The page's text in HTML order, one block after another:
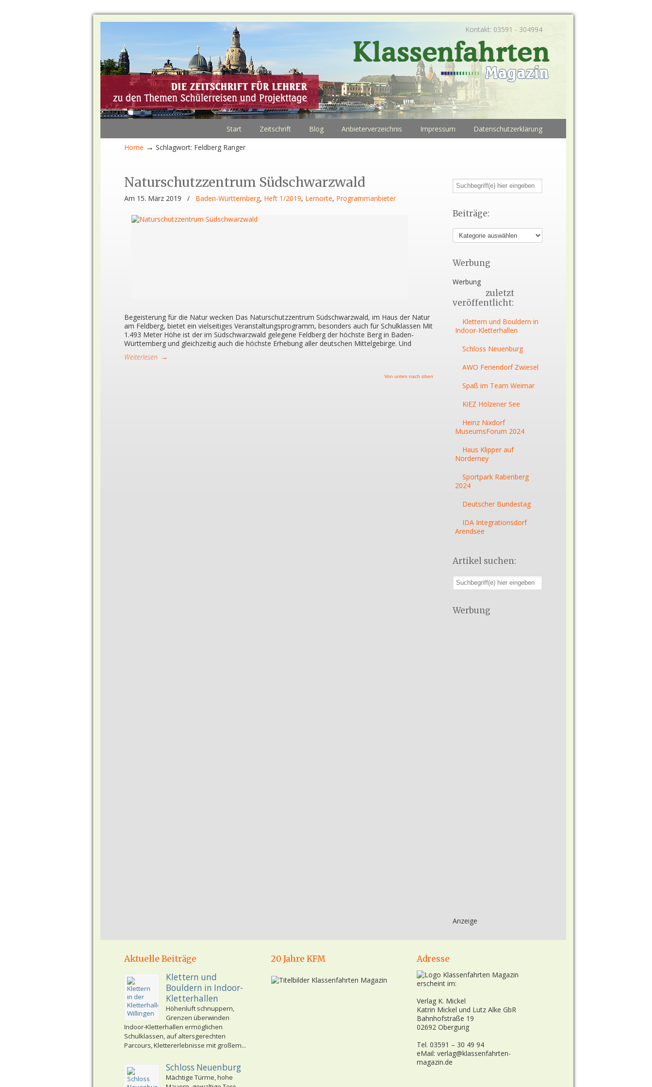
Kontakt: 03591 - 304994
Start Zeitschrift Blog Anbieterverzeichnis Impressum
Datenschutzerklärung
Home → Schlagwort: Feldberg Ranger
Naturschutzzentrum Südschwarzwald
Am 15. März 2019 / Baden-Württemberg, Heft 1/2019, Lernorte, Programmanbieter
Begeisterung für die Natur wecken Das Naturschutzzentrum Südschwarzwald, im Haus der Natur
am Feldberg, bietet ein vielseitiges Veranstaltungsprogramm, besonders auch für Schulklassen Mit
1.493 Meter Höhe ist der im Südschwarzwald gelegene Feldberg der höchste Berg in Baden-
Württemberg und gleichzeitig auch die höchste Erhebung aller deutschen Mittelgebirge. Und
Weiterlesen →
Von unten nach oben
Beiträge:
Werbung
Werbung
zuletzt
veröffentlicht:
Klettern und Bouldern in
Indoor-Kletterhallen
Schloss Neuenburg
AWO Feriendorf Zwiesel
Spaß im Team Weimar
KiEZ Hölzener See
Heinz Nixdorf
MuseumsForum 2024
Haus Klipper auf
Norderney
Sportpark Rabenberg
2024
Deutscher Bundestag
IDA Integrationsdorf
Arendsee
Artikel suchen:
Werbung
Anzeige
Aktuelle Beiträge
Klettern und
Bouldern in Indoor-
Kletterhallen
Höhenluft schnuppern,
Grenzen überwinden
Indoor-Kletterhallen ermöglichen
Schulklassen, auf altersgerechten
Parcours, Klettererlebnisse mit großem...
Schloss Neuenburg
Mächtige Türme, hohe
20 Jahre KFM Adresse
erscheint im:
Verlag K. Mickel
Katrin Mickel und Lutz Alke GbR
Bahnhofstraße 19
02692 Obergurig
Tel. 03591 – 30 49 94
eMail: verlag@klassenfahrten-
magazin.de